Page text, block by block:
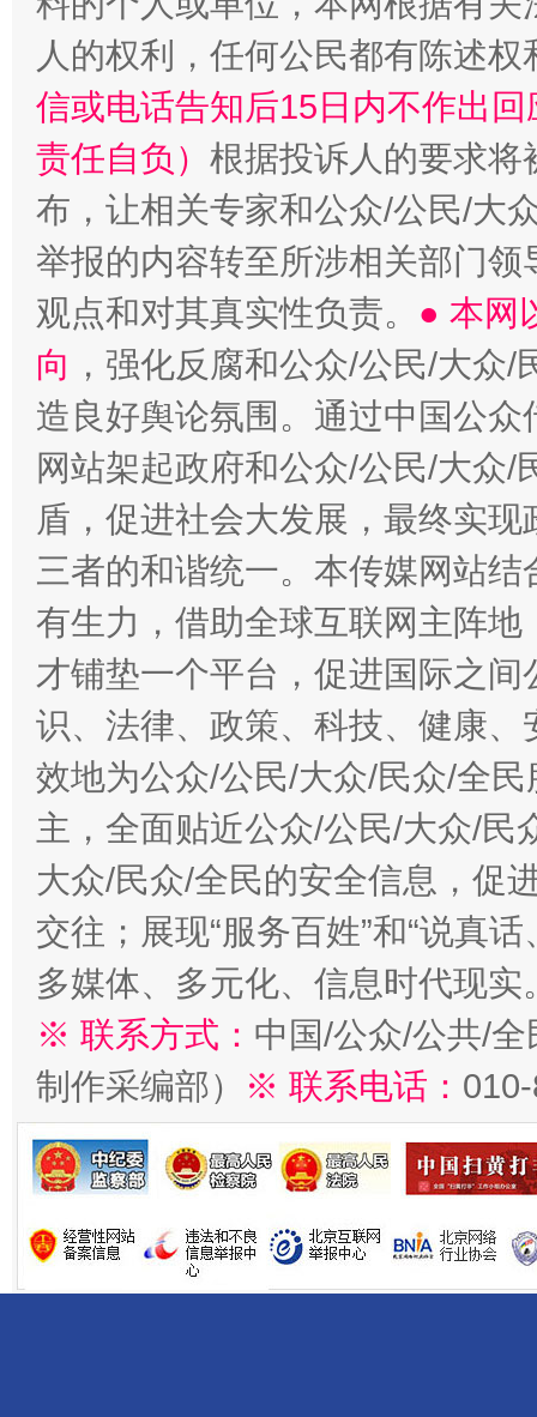
人的权利，任何公民都有陈述
信或电话告知后15日内不作出
责任自负） 根据投诉人的要求将
布，让相关专家和公众/公民/大
举报的内容转至所涉相关部门
观点和对其真实性负责。 ● 本网
向 ，强化反腐和公众/公民/大众
造良好舆论氛围。通过中国公
网站架起政府和公众/公民/大众
盾，促进社会大发展，最终实
三者的和谐统一。本传媒网站
有生力，借助全球互联网主阵
才铺垫一个平台，促进国际之
识、法律、政策、科技、健康
效地为公众/公民/大众/民众/全
主，全面贴近公众/公民/大众/民
大众/民众/全民的安全信息，促
交往；展现“服务百姓”和“说真
多媒体、多元化、信息时代现实
※ 联系方式： 中国/公众/公共/
制作采编部）
※ 联系电话：